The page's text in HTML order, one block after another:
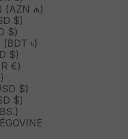
(AZN ₼)
$)
$)
(BDT ৳)
$)
€)
$)
$)